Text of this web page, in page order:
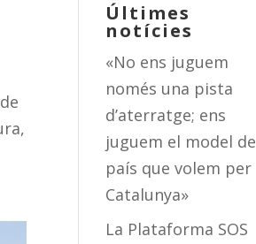
Últimes
notícies
«No ens juguem
només una pista
d’aterratge; ens
juguem el model de
país que volem per
Catalunya»
La Plataforma SOS